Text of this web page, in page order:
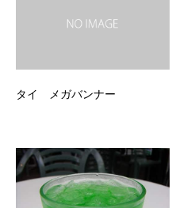
タイ メガバンナー